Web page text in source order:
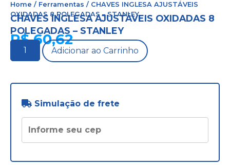
Home / Ferramentas / CHAVES INGLESA AJUSTÁVEIS
OXIDADAS 8 POLEGADAS – STANLEY
CHAVES INGLESA AJUSTÁVEIS OXIDADAS 8
POLEGADAS – STANLEY
R$60,62
Adicionar ao Carrinho
Simulação de frete